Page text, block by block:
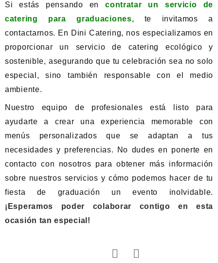
Si estás pensando encontratar un servicio de
catering para graduaciones, te invitamos a
contactarnos. En Dini Catering, nos especializamos en
proporcionar un servicio de catering ecológico y
sostenible, asegurando que tu celebración sea no solo
especial, sino también responsable con el medio
ambiente.
Nuestro equipo de profesionales está listo para
ayudarte a crear una experiencia memorable con
menús personalizados que se adaptan a tus
necesidades y preferencias. No dudes en ponerte en
contacto con nosotros para obtener más información
sobre nuestros servicios y cómo podemos hacer de tu
fiesta de graduación un evento inolvidable.
¡Esperamos poder colaborar contigo en esta
ocasión tan especial!